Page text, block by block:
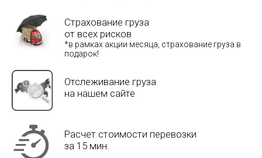
Страхование груза
от всех рисков
*в рамках акции месяца, страхование груза в
подарок!
Отслеживание груза
на нашем сайте
Расчет стоимости перевозки
за 15 мин.